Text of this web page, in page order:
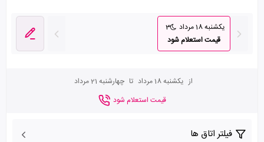
یکشنبه 18 مرداد
3
قیمت استعلام شود
از یکشنبه 18 مرداد تا چهارشنبه 21 مرداد
قیمت استعلام شود
فیلتر اتاق ها